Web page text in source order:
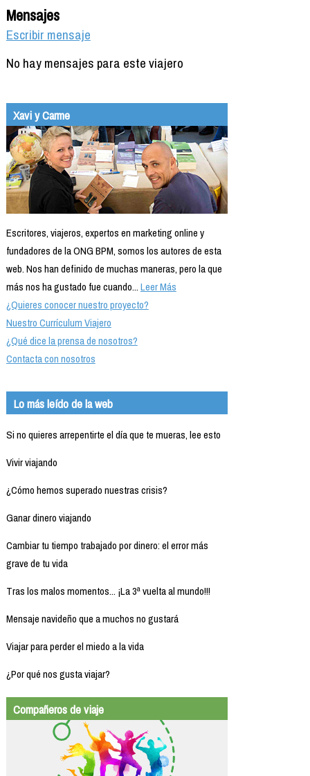
Mensajes
Escribir mensaje
No hay mensajes para este viajero
Xavi y Carme
Escritores, viajeros, expertos en marketing online y
fundadores de la ONG BPM, somos los autores de esta
web. Nos han definido de muchas maneras, pero la que
más nos ha gustado fue cuando...Leer Más
¿Quieres conocer nuestro proyecto?
Nuestro Currículum Viajero
¿Qué dice la prensa de nosotros?
Contacta con nosotros
Lo más leído de la web
Si no quieres arrepentirte el día que te mueras, lee esto
Vivir viajando
¿Cómo hemos superado nuestras crisis?
Ganar dinero viajando
Cambiar tu tiempo trabajado por dinero: el error más
grave de tu vida
Tras los malos momentos... ¡La 3ª vuelta al mundo!!!
Mensaje navideño que a muchos no gustará
Viajar para perder el miedo a la vida
¿Por qué nos gusta viajar?
Compañeros de viaje